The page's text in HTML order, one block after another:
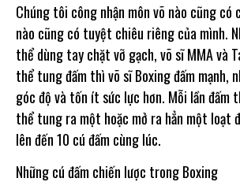
Chúng tôi công nhận môn võ nào cũng có
nào cũng có tuyệt chiêu riêng của mình.
thể dùng tay chặt vỡ gạch, võ sĩ MMA và
thể tung đấm thì võ sĩ Boxing đấm mạnh,
góc độ và tốn ít sức lực hơn. Mỗi lần đấm
thể tung ra một hoặc mở ra hẳn một loạt
lên đến 10 cú đấm cùng lúc.
Những cú đấm chiến lược trong Boxing